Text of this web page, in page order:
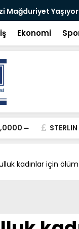
Mağduriyet Yaşıyor
Ekonomi
STERLIN
kadınlar için